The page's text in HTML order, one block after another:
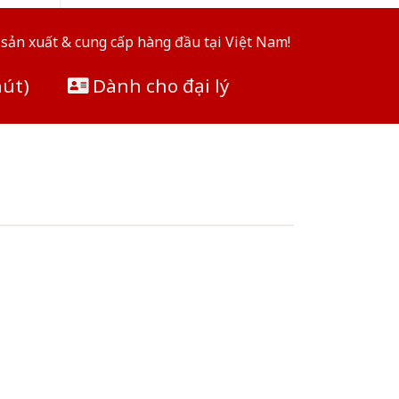
xuất & cung cấp hàng đầu tại Việt Nam!
Dành cho đại lý